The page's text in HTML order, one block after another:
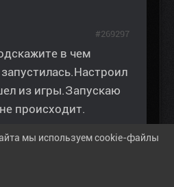
в чем
из игры.Запускаю
происходит.
#269297
мы используем cookie-файлы